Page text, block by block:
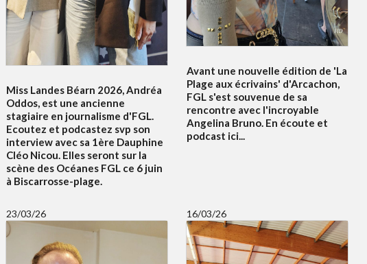
Miss Landes Béarn 2026, Andréa
Oddos, est une ancienne
stagiaire en journalisme d'FGL.
Ecoutez et podcastez svp son
interview avec sa 1ère Dauphine
Cléo Nicou. Elles seront sur la
scène des Océanes FGL ce 6 juin
à Biscarrosse-plage.
Avant une nouvelle édition de 'La
Plage aux écrivains' d'Arcachon,
FGL s'est souvenue de sa
rencontre avec l'incroyable
Angelina Bruno. En écoute et
podcast ici...
23/03/26 16/03/26